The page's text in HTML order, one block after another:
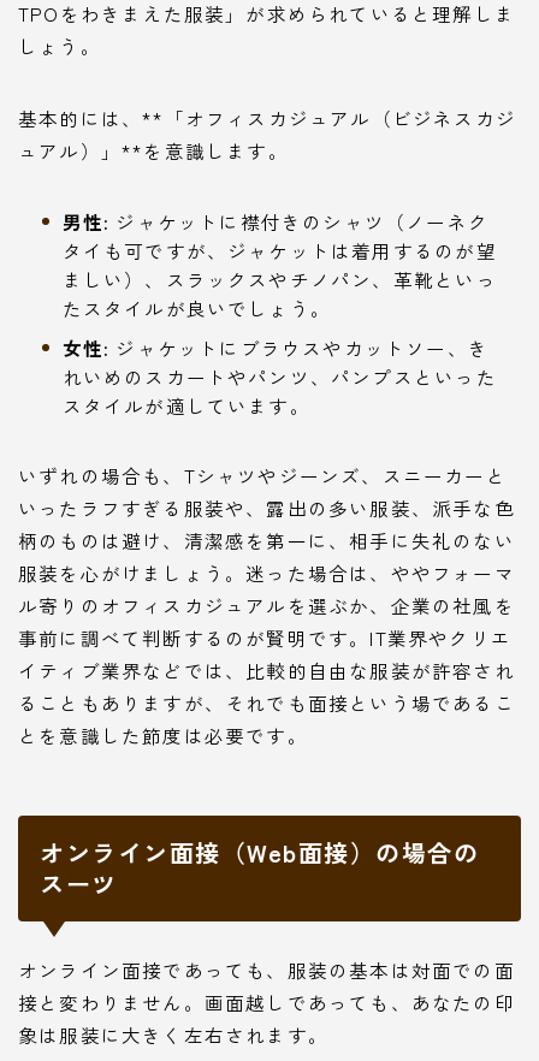
TPOをわきまえた服装」が求められていると理解しま
しょう。
基本的には、**「オフィスカジュアル（ビジネスカジ
ュアル）」**を意識します。
男性: ジャケットに襟付きのシャツ（ノーネク
タイも可ですが、ジャケットは着用するのが望
ましい）、スラックスやチノパン、革靴といっ
たスタイルが良いでしょう。
女性: ジャケットにブラウスやカットソー、き
れいめのスカートやパンツ、パンプスといった
スタイルが適しています。
いずれの場合も、Tシャツやジーンズ、スニーカーと
いったラフすぎる服装や、露出の多い服装、派手な色
柄のものは避け、清潔感を第一に、相手に失礼のない
服装を心がけましょう。迷った場合は、ややフォーマ
ル寄りのオフィスカジュアルを選ぶか、企業の社風を
事前に調べて判断するのが賢明です。IT業界やクリエ
イティブ業界などでは、比較的自由な服装が許容され
ることもありますが、それでも面接という場であるこ
とを意識した節度は必要です。
オンライン面接（Web面接）の場合の
スーツ
オンライン面接であっても、服装の基本は対面での面
接と変わりません。画面越しであっても、あなたの印
象は服装に大きく左右されます。